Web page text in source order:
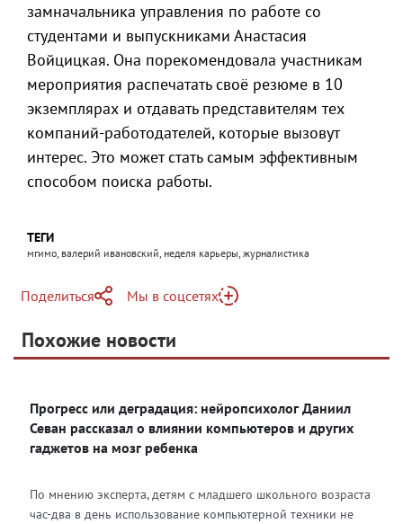
замначальника управления по работе со
студентами и выпускниками Анастасия
Войцицкая. Она порекомендовала участникам
мероприятия распечатать своё резюме в 10
экземплярах и отдавать представителям тех
компаний-работодателей, которые вызовут
интерес. Это может стать самым эффективным
способом поиска работы.
ТЕГИ
мгимо, валерий ивановский, неделя карьеры, журналистика
Поделиться
Telegram
Одноклассники
Мы в соцсетях
Яндекс Дзен
Похожие новости
Прогресс или деградация: нейропсихолог Даниил
Севан рассказал о влиянии компьютеров и других
гаджетов на мозг ребенка
По мнению эксперта, детям с младшего школьного возраста
час-два в день использование компьютерной техники не